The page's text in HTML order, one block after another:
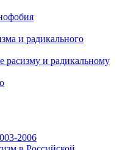
и радикального
расизму и радикальному
2006